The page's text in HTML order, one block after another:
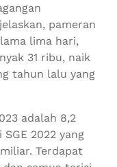
pameran
lima hari,
31 ribu, naik
tahun lalu yang
adalah 8,2
2022 yang
Terdapat